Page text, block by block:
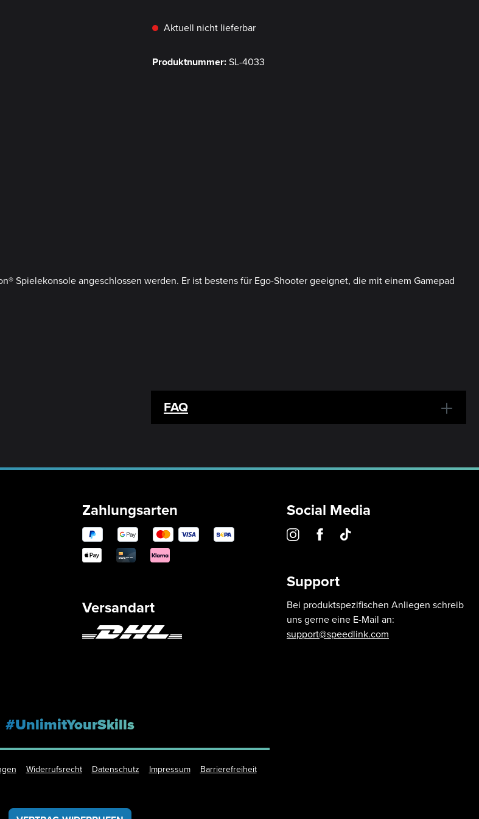
Aktuell nicht lieferbar
Produktnummer:SL-4033
Spielekonsole angeschlossen werden. Er ist bestens für Ego-Shooter geeignet, die mit einem Gamepad
FAQ
Zahlungsarten
Versandart
Social Media
Support
Bei produktspezifischen Anliegen schreib
uns gerne eine E-Mail an:
support@speedlink.com
#UnlimitYourSkills
Widerrufsrecht Datenschutz Impressum Barrierefreiheit